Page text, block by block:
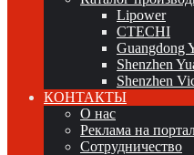
Lipower
CTECHI
Guangdong
Shenzhen
Shenzhen
КОНТАКТЫ
О нас
Реклама на
Сотрудничество